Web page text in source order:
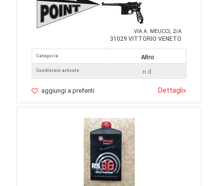
VIA A. MEUCCI, 2/A
31029 VITTORIO VENETO
Categoria
Condizioni articolo
Altro
n.d.
aggiungi a preferiti Dettagli»